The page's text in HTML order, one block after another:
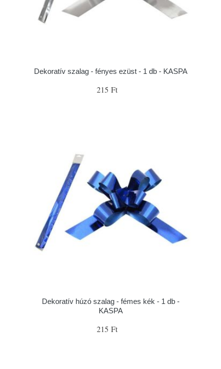
Dekoratív szalag - fényes ezüst - 1 db - KASPA
215 Ft
Dekoratív húzó szalag - fémes kék - 1 db -
KASPA
215 Ft